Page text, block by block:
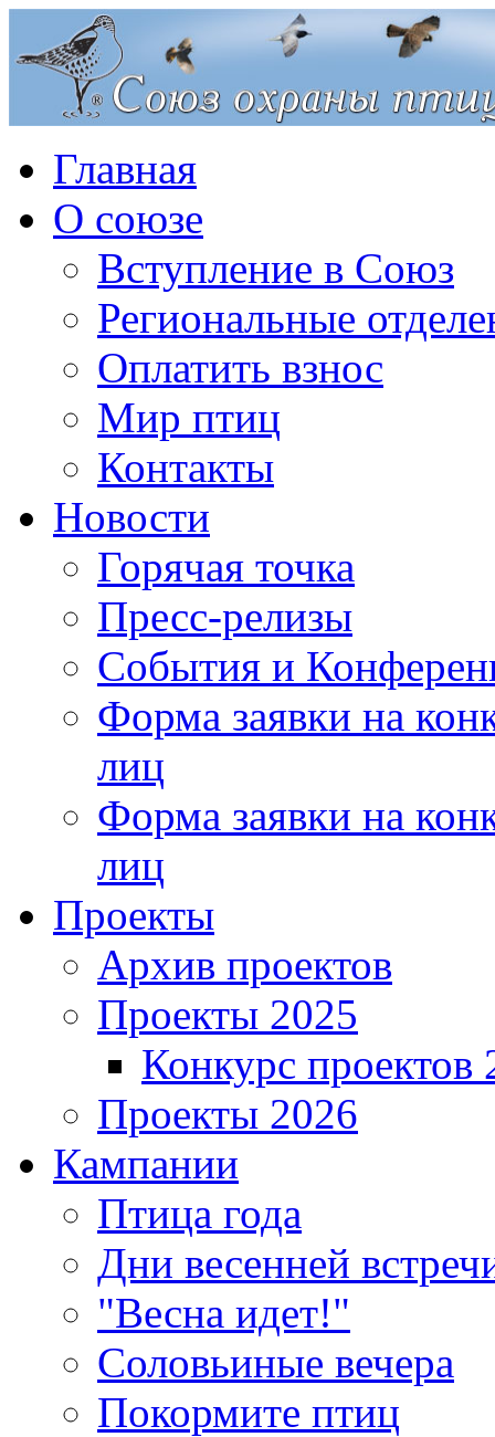
Главная
О союзе
Вступление в Союз
Региональные
Оплатить взнос
Мир птиц
Контакты
Новости
Горячая точка
Пресс-релизы
События и
Форма заявки на
лиц
Форма заявки на
лиц
Проекты
Архив проектов
Проекты 2025
Конкурс проектов
Проекты 2026
Кампании
Птица года
Дни весенней
"Весна идет!"
Соловьиные вечера
Покормите птиц